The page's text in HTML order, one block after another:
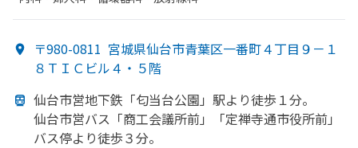
〒980-0811 宮城県仙台市青葉区一番町４丁目９－１
８ＴＩＣビル４・５階
仙台市営地下鉄 「匂当台公園」 駅より徒歩１分。
仙台市営バス「商工会議所前」
「定禅寺通市役所前」
バス停より徒歩３分。